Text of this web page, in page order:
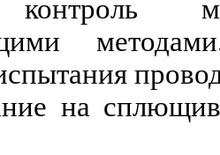
спытания
ние на